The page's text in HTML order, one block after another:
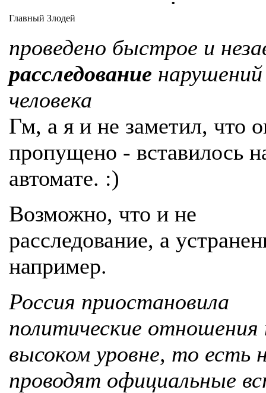
Главный Злодей
проведено быстрое и
расследование
человека
Гм, а я и не заметил, что
пропущено - вставилось
автомате. :)
Возможно, что и не
расследование, а
например.
Россия приостановила
политические отношения
высоком уровне, то есть
проводят официальные